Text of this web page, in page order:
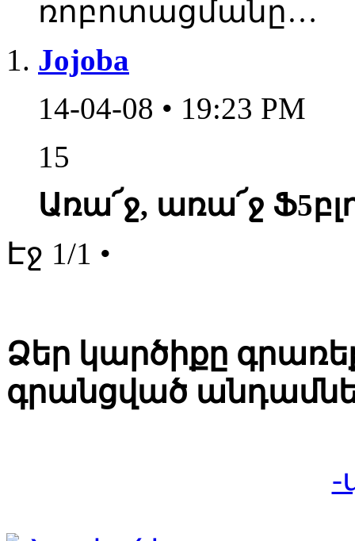
ռոբոտացմանը…
Jojoba
14-04-08 • 19:23 PM
15
Առա՜ջ, առա՜ջ
Էջ 1/1 •
Ձեր կարծիքը
գրանցված
-